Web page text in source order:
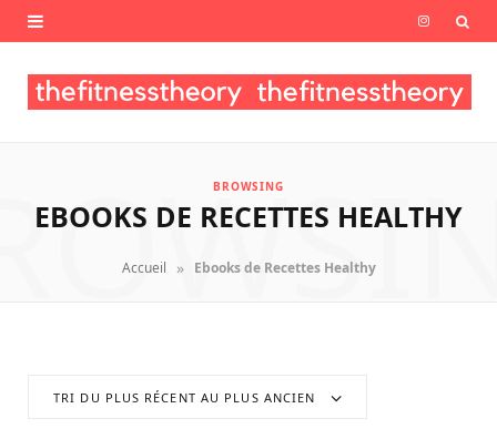
I
s
g
BROWSING
EBOOKS DE RECETTES HEALTHY
Accueil » Ebooks de Recettes Healthy
TRI DU PLUS RÉCENT AU PLUS ANCIEN